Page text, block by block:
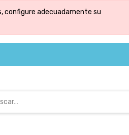
configure adecuadamente su